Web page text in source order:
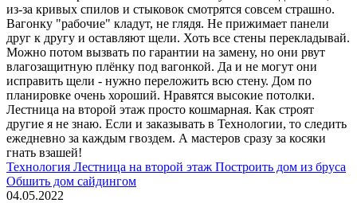
из-за кривых спилов и стыковок смотрятся совсем страшно.
Вагонку "рабочие" кладут, не глядя. Не прижимает панели
друг к другу и оставляют щели. Хоть все стены перекладывай.
Можно потом вызвать по гарантии на замену, но они рвут
влагозащитную плёнку под вагонкой. Да и не могут они
исправить щели - нужно переложить всю стену. Дом по
планировке очень хороший. Нравятся высокие потолки.
Лестница на второй этаж просто кошмарная. Как строят
другие я не знаю. Если и заказывать в Технологии, то следить
ежедневно за каждым гвоздем. А мастеров сразу за косяки
гнать взашей!
Технология Лестница на второй этаж Построить дом из бруса
Обшить дом сайдингом
04.05.2022